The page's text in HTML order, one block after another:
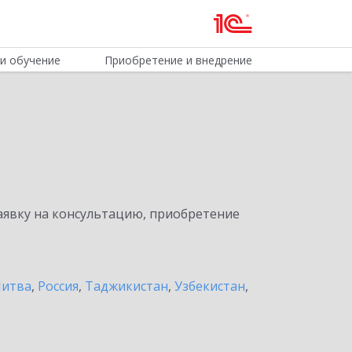
обучение Приобретение и внедрение
на консультацию, приобретение
, Россия, Таджикистан, Узбекистан,